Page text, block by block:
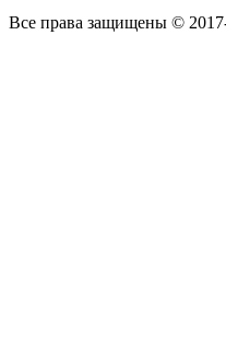
Все права защищены ©